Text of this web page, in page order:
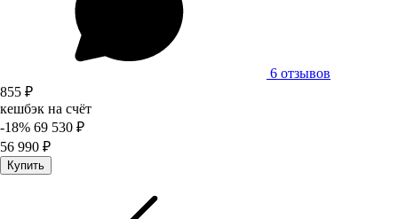
6 отзывов
855 ₽
кешбэк на счёт
-18% 69 530 ₽
56 990 ₽
Купить